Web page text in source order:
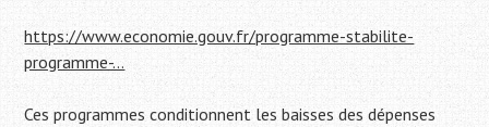
https://www.economie.gouv.fr/programme-stabilite-
programme-…
Ces programmes conditionnent les baisses des dépenses